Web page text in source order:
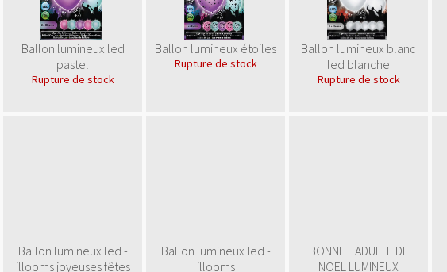
Ballon lumineux led
pastel
Rupture de stock
Ballon lumineux étoiles
Rupture de stock
Ballon lumineux blanc
led blanche
Rupture de stock
Ballon lumineux led -
illooms joyeuses fêtes
Ballon lumineux led -
illooms
BONNET ADULTE DE
NOEL LUMINEUX